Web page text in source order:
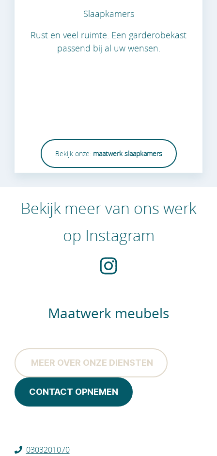
Slaapkamers
Rust en veel ruimte. Een garderobekast
passend bij al uw wensen.
Bekijk onze: maatwerk slaapkamers
Bekijk meer van ons werk
op Instagram
Maatwerk meubels
MEER OVER ONZE DIENSTEN
CONTACT OPNEMEN
0303201070